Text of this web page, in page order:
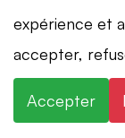
© 2026
expérience et
accepter,
Accepter